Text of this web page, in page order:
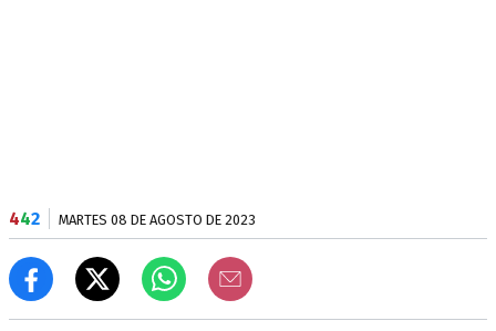
442 MARTES 08 DE AGOSTO DE 2023